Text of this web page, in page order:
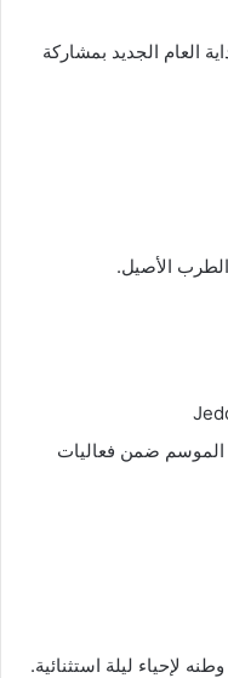
العام الجديد بمشاركة
الأصيل.
ضمن فعاليات
لإحياء ليلة استثنائية.